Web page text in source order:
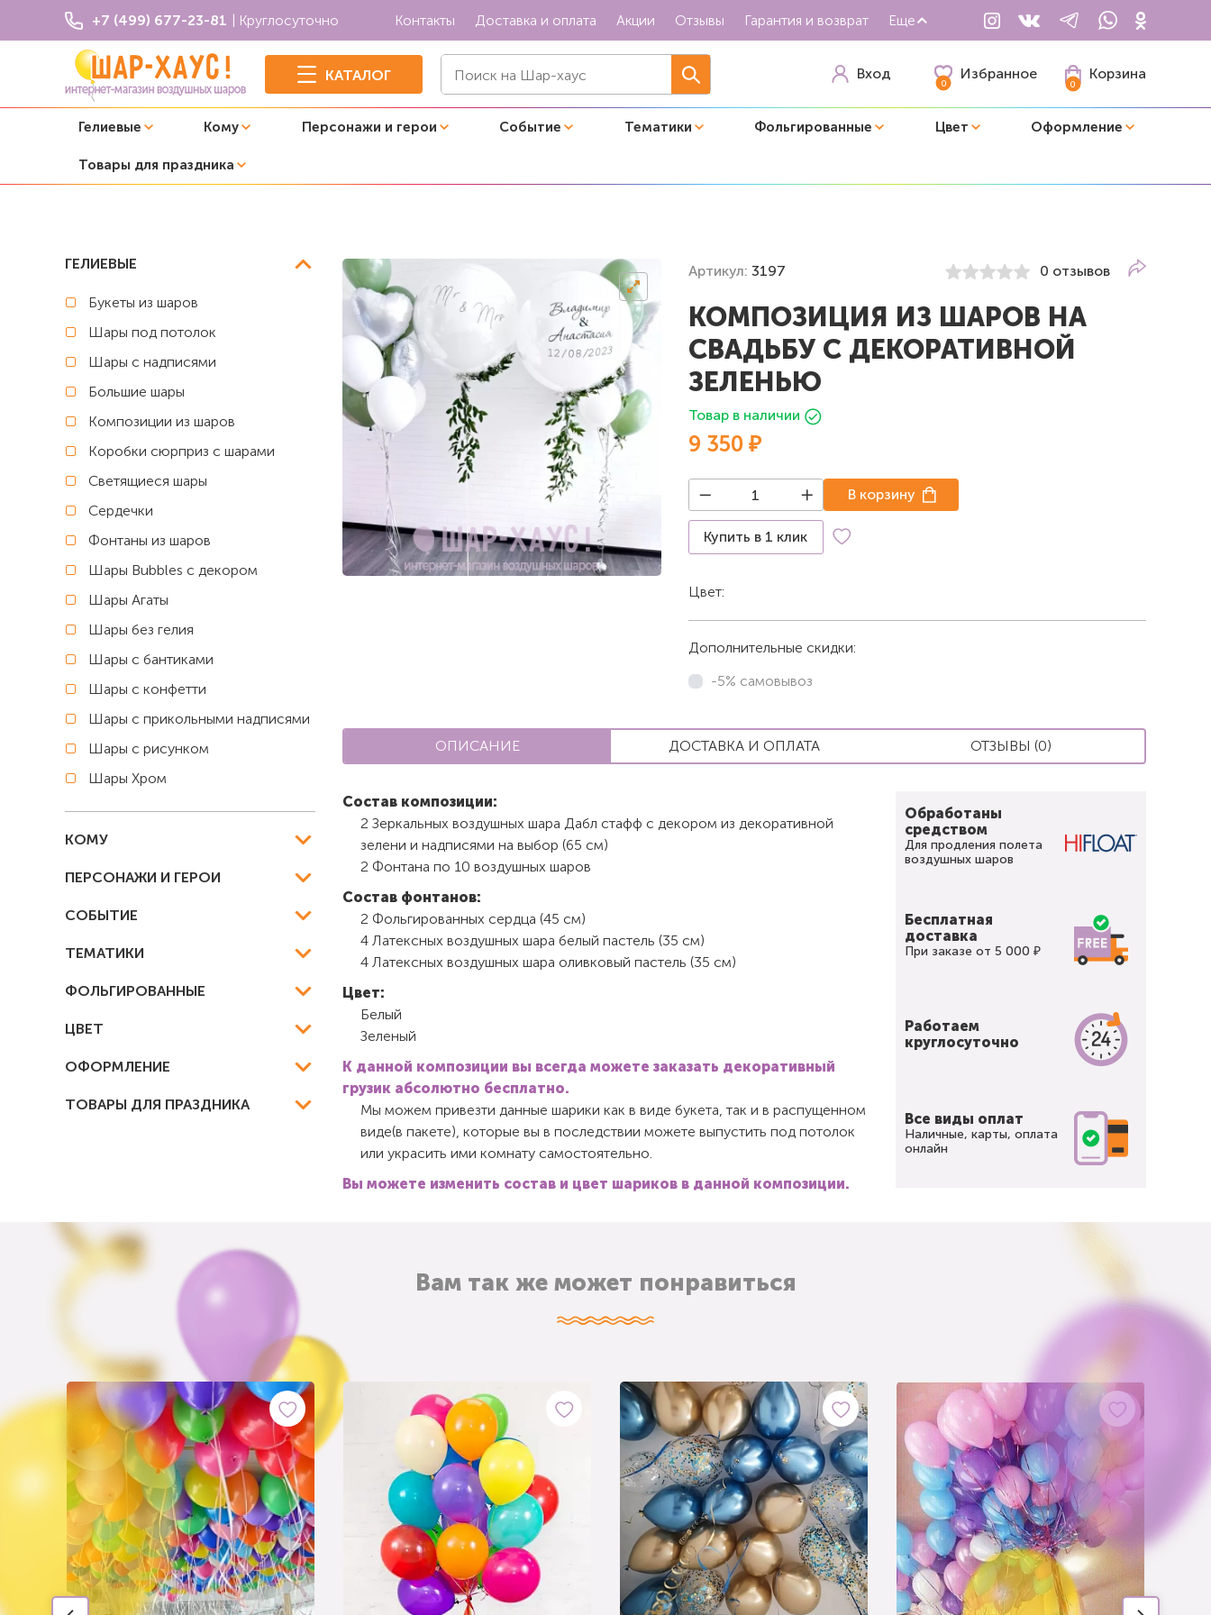
+7 (499) 677-23-81 | Круглосуточно Контакты Доставка и оплата Акции Отзывы Гарантия и возврат Еще
КАТАЛОГ Вход
0
Избранное
0
Корзина
Гелиевые Кому Персонажи и герои Событие Тематики Фольгированные Цвет Оформление
Товары для праздника
Оформление свадьбы
ГЕЛИЕВЫЕ
Букеты из шаров
Шары под потолок
Шары с надписями
Большие шары
Композиции из шаров
Коробки сюрприз с шарами
Светящиеся шары
Сердечки
Фонтаны из шаров
Шары Bubbles с декором
Шары Агаты
Шары без гелия
Шары с бантиками
Шары с конфетти
Шары с прикольными надписями
Шары с рисунком
Шары Хром
КОМУ
ПЕРСОНАЖИ И ГЕРОИ
СОБЫТИЕ
ТЕМАТИКИ
ФОЛЬГИРОВАННЫЕ
ЦВЕТ
ОФОРМЛЕНИЕ
ТОВАРЫ ДЛЯ ПРАЗДНИКА
Артикул: 3197 0 отзывов
КОМПОЗИЦИЯ ИЗ ШАРОВ НА
СВАДЬБУ С ДЕКОРАТИВНОЙ
ЗЕЛЕНЬЮ
Товар в наличии
9 350 ₽
Купить в 1 клик
В корзину
Цвет:
Дополнительные скидки:
-5% самовывоз
ОПИСАНИЕ ДОСТАВКА И ОПЛАТА ОТЗЫВЫ (0)
Состав композиции:
2 Зеркальных воздушных шара Дабл стафф с декором из декоративной
зелени и надписями на выбор (65 см)
2 Фонтана по 10 воздушных шаров
Состав фонтанов:
2 Фольгированных сердца (45 см)
4 Латексных воздушных шара белый пастель (35 см)
4 Латексных воздушных шара оливковый пастель (35 см)
Цвет:
Белый
Зеленый
К данной композиции вы всегда можете заказать декоративный
грузик абсолютно бесплатно.
Мы можем привезти данные шарики как в виде букета, так и в распущенном
виде(в пакете), которые вы в последствии можете выпустить под потолок
или украсить ими комнату самостоятельно.
Вы можете изменить состав и цвет шариков в данной композиции.
Обработаны
средством
Для продления полета
воздушных шаров
Бесплатная
доставка
При заказе от 5 000 ₽
Работаем
круглосуточно
Все виды оплат
Наличные, карты, оплата
онлайн
Вам так же может понравиться